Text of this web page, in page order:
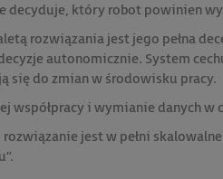
decyduje, który robot powinien
rozwiązania jest jego pełna
autonomicznie. System
się do zmian w środowisku pracy.
współpracy i wymianie danych
jest w pełni